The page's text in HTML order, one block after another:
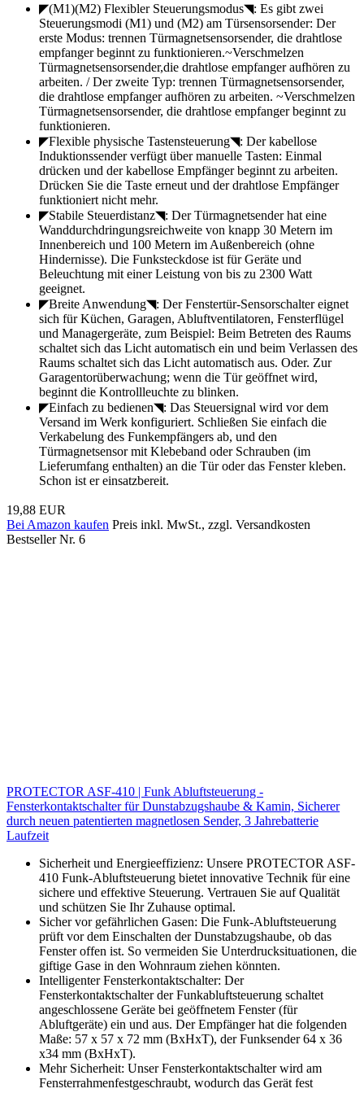
◤(M1)(M2) Flexibler Steuerungsmodus◥: Es gibt zwei
Steuerungsmodi (M1) und (M2) am Türsensorsender: Der
erste Modus: trennen Türmagnetsensorsender, die drahtlose
empfanger beginnt zu funktionieren.~Verschmelzen
Türmagnetsensorsender,die drahtlose empfanger aufhören zu
arbeiten. / Der zweite Typ: trennen Türmagnetsensorsender,
die drahtlose empfanger aufhören zu arbeiten. ~Verschmelzen
Türmagnetsensorsender, die drahtlose empfanger beginnt zu
funktionieren.
◤Flexible physische Tastensteuerung◥: Der kabellose
Induktionssender verfügt über manuelle Tasten: Einmal
drücken und der kabellose Empfänger beginnt zu arbeiten.
Drücken Sie die Taste erneut und der drahtlose Empfänger
funktioniert nicht mehr.
◤Stabile Steuerdistanz◥: Der Türmagnetsender hat eine
Wanddurchdringungsreichweite von knapp 30 Metern im
Innenbereich und 100 Metern im Außenbereich (ohne
Hindernisse). Die Funksteckdose ist für Geräte und
Beleuchtung mit einer Leistung von bis zu 2300 Watt
geeignet.
◤Breite Anwendung◥: Der Fenstertür-Sensorschalter eignet
sich für Küchen, Garagen, Abluftventilatoren, Fensterflügel
und Managergeräte, zum Beispiel: Beim Betreten des Raums
schaltet sich das Licht automatisch ein und beim Verlassen des
Raums schaltet sich das Licht automatisch aus. Oder. Zur
Garagentorüberwachung; wenn die Tür geöffnet wird,
beginnt die Kontrollleuchte zu blinken.
◤Einfach zu bedienen◥: Das Steuersignal wird vor dem
Versand im Werk konfiguriert. Schließen Sie einfach die
Verkabelung des Funkempfängers ab, und den
Türmagnetsensor mit Klebeband oder Schrauben (im
Lieferumfang enthalten) an die Tür oder das Fenster kleben.
Schon ist er einsatzbereit.
19,88 EUR
Bei Amazon kaufen Preis inkl. MwSt., zzgl. Versandkosten
Bestseller Nr. 6
PROTECTOR ASF-410 | Funk Abluftsteuerung -
Fensterkontaktschalter für Dunstabzugshaube & Kamin, Sicherer
durch neuen patentierten magnetlosen Sender, 3 Jahrebatterie
Laufzeit
Sicherheit und Energieeffizienz: Unsere PROTECTOR ASF-
410 Funk-Abluftsteuerung bietet innovative Technik für eine
sichere und effektive Steuerung. Vertrauen Sie auf Qualität
und schützen Sie Ihr Zuhause optimal.
Sicher vor gefährlichen Gasen: Die Funk-Abluftsteuerung
prüft vor dem Einschalten der Dunstabzugshaube, ob das
Fenster offen ist. So vermeiden Sie Unterdrucksituationen, die
giftige Gase in den Wohnraum ziehen könnten.
Intelligenter Fensterkontaktschalter: Der
Fensterkontaktschalter der Funkabluftsteuerung schaltet
angeschlossene Geräte bei geöffnetem Fenster (für
Abluftgeräte) ein und aus. Der Empfänger hat die folgenden
Maße: 57 x 57 x 72 mm (BxHxT), der Funksender 64 x 36
x34 mm (BxHxT).
Mehr Sicherheit: Unser Fensterkontaktschalter wird am
Fensterrahmenfestgeschraubt, wodurch das Gerät fest